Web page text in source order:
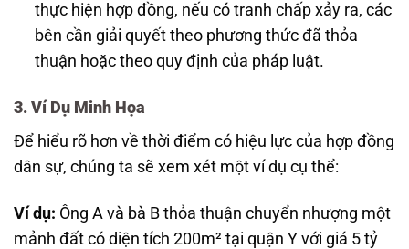
thực hiện hợp đồng, nếu có tranh chấp xảy ra, các
bên cần giải quyết theo phương thức đã thỏa
thuận hoặc theo quy định của pháp luật.
3. Ví Dụ Minh Họa
Để hiểu rõ hơn về thời điểm có hiệu lực của hợp đồng
dân sự, chúng ta sẽ xem xét một ví dụ cụ thể:
Ví dụ: Ông A và bà B thỏa thuận chuyển nhượng một
mảnh đất có diện tích 200m² tại quận Y với giá 5 tỷ